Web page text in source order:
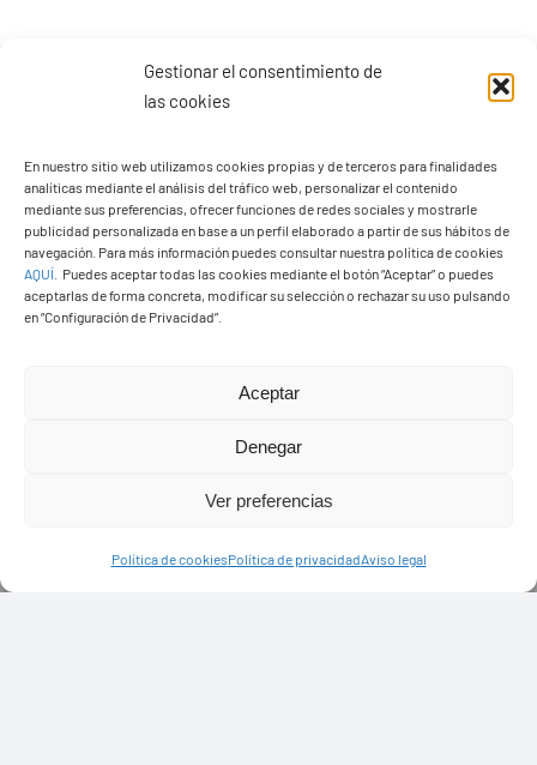
Gestionar el consentimiento de
las cookies
En nuestro sitio web utilizamos cookies propias y de terceros para finalidades
analíticas mediante el análisis del tráfico web, personalizar el contenido
mediante sus preferencias, ofrecer funciones de redes sociales y mostrarle
publicidad personalizada en base a un perfil elaborado a partir de sus hábitos de
navegación. Para más información puedes consultar nuestra política de cookies
AQUÍ
Puedes aceptar todas las cookies mediante el botón “Aceptar” o puedes
aceptarlas de forma concreta, modificar su selección o rechazar su uso pulsando
en “Configuración de Privacidad”.
Aceptar
Denegar
Ver preferencias
Política de cookiesPolítica de privacidadAviso legal
PASEOS EN CAMELLO